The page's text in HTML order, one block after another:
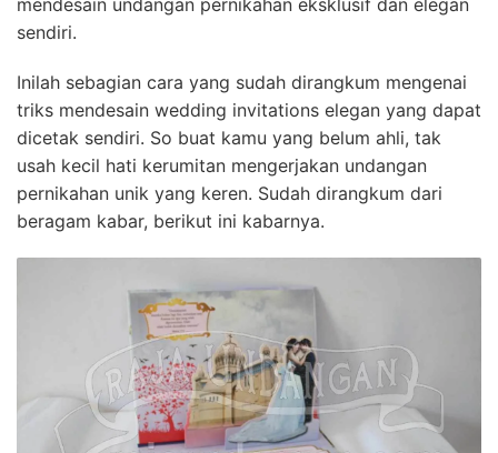
mendesain undangan pernikahan eksklusif dan elegan
sendiri.
Inilah sebagian cara yang sudah dirangkum mengenai
triks mendesain wedding invitations elegan yang dapat
dicetak sendiri. So buat kamu yang belum ahli, tak
usah kecil hati kerumitan mengerjakan undangan
pernikahan unik yang keren. Sudah dirangkum dari
beragam kabar, berikut ini kabarnya.